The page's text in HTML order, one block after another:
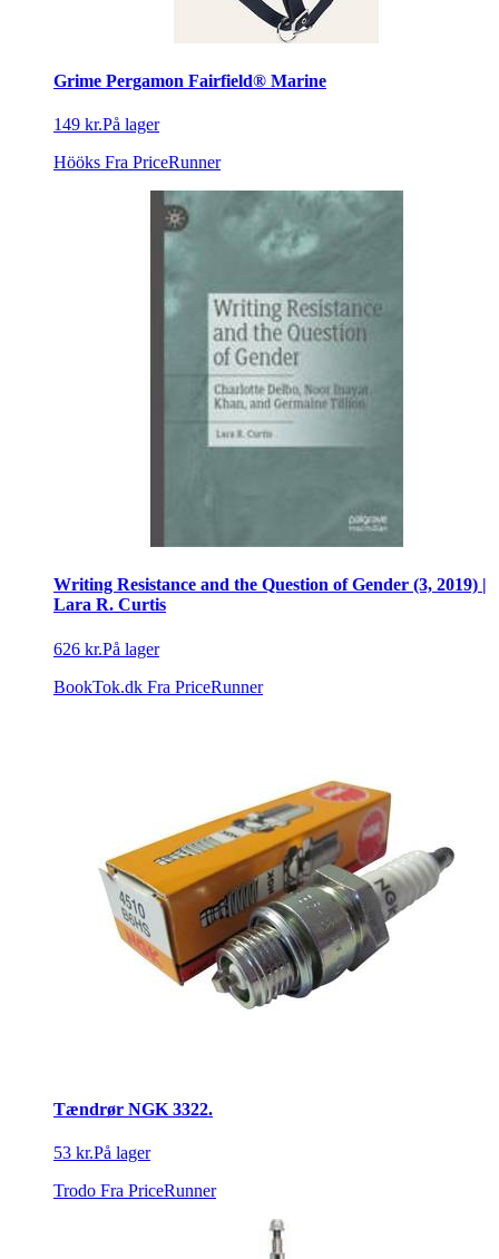
Grime Pergamon Fairfield® Marine
149 kr.På lager
Hööks Fra PriceRunner
Writing Resistance and the Question of Gender (3, 2019) |
Lara R. Curtis
626 kr.På lager
BookTok.dk Fra PriceRunner
Tændrør NGK 3322.
53 kr.På lager
Trodo Fra PriceRunner